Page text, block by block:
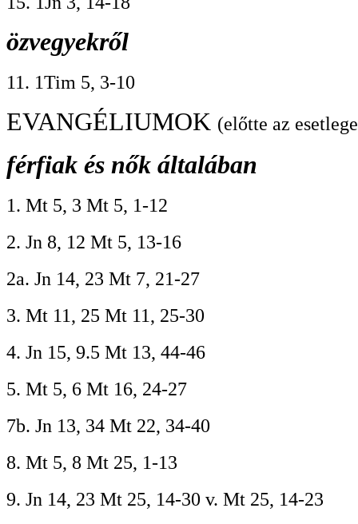
özvegyekről
11. 1Tim 5, 3-10
EVANGÉLIUMOK (előtte az
férfiak és nők általában
1. Mt 5, 3 Mt 5, 1-12
2. Jn 8, 12 Mt 5, 13-16
2a. Jn 14, 23 Mt 7, 21-27
3. Mt 11, 25 Mt 11, 25-30
4. Jn 15, 9.5 Mt 13, 44-46
5. Mt 5, 6 Mt 16, 24-27
7b. Jn 13, 34 Mt 22, 34-40
8. Mt 5, 8 Mt 25, 1-13
9. Jn 14, 23 Mt 25, 14-30 v. Mt 25, 14-23